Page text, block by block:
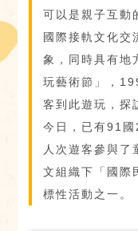
可以是親子互動
國際接軌文化交
象，同時具有地
玩藝術節」，
客到此遊玩，探
今日，已有91
人次遊客參與了
文組織下「國際
標性活動之一。